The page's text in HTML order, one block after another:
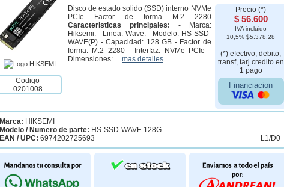
Codigo
0201008
Disco de estado solido (SSD) interno NVMe
PCIe Factor de forma M.2 2280
Caracteristicas principales: - Marca:
Hiksemi. - Linea: Wave. - Modelo: HS-SSD-
WAVE(P) - Capacidad: 128 GB - Factor de
forma: M.2 2280 - Interfaz: NVMe PCIe -
Dimensiones: ... mas detalles
Precio (*)
$ 56.600
IVA incluido
10,5% $5.378,28
(*) efectivo, debito,
transf, tarj credito en
1 pago
Financiacion
Marca: HIKSEMI
Modelo / Numero de parte: HS-SSD-WAVE 128G
EAN / UPC: 6974202725693 L1/D0